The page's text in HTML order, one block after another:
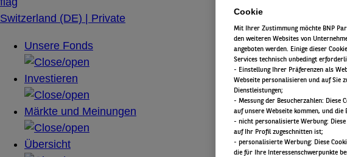
Switzerland (DE) | Private
Unsere Fonds
Investieren
Märkte und Meinungen
Übersicht
Cookie
Mit Ihrer Zustimmung möchte BNP
den weiteren Websites von
angeboten werden. Einige dieser
Services technisch unbedingt
- Einstellung Ihrer Präferenzen als
Webseite personalisieren und auf Sie
Dienstleistungen;
- Messung der Besucherzahlen: Diese
auf unsere Webseite kommen, und die
- nicht personalisierte Werbung:
auf Ihr Profil zugeschnitten ist;
- personalisierte Werbung: Diese
die für Ihre Interessenschwerpunkte